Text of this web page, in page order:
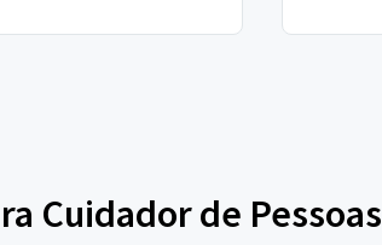
Cuidador de Pessoas